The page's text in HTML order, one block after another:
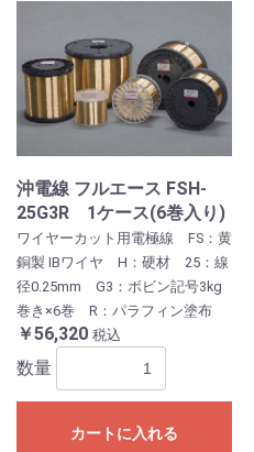
沖電線 フルエース FSH-
25G3R 1ケース(6巻入り)
ワイヤーカット用電極線 FS：黄
銅製 IBワイヤ H：硬材 25：線
径0.25mm G3：ボビン記号3kg
巻き×6巻 R：パラフィン塗布
￥56,320 税込
数量
カートに入れる